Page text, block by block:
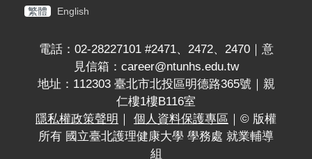
繁體 English
電話：02-28227101 #2471、2472、2470｜意
見信箱：career@ntunhs.edu.tw
地址：112303 臺北市北投區明德路365號｜親
仁樓1樓B116室
隱私權政策聲明 ｜ 個人資料保護專區 ｜© 版權
所有 國立臺北護理健康大學 學務處 就業輔導
組